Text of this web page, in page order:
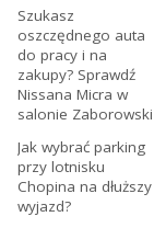
Szukasz
oszczędnego auta
do pracy i na
zakupy? Sprawdź
Nissana Micra w
salonie Zaborowski
Jak wybrać parking
przy lotnisku
Chopina na dłuższy
wyjazd?